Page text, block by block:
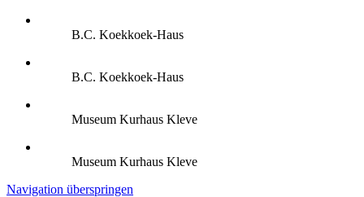
B.C. Koekkoek-Haus
B.C. Koekkoek-Haus
Museum Kurhaus Kleve
Museum Kurhaus Kleve
Navigation überspringen